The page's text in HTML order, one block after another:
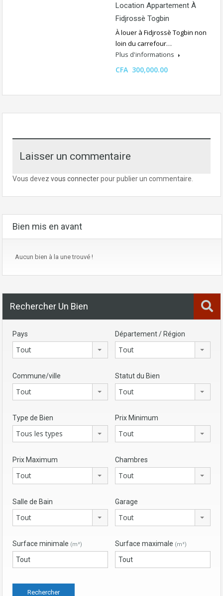
Location Appartement À
Fidjrossè Togbin
À louer à Fidjrossè Togbin non
loin du carrefour…
Plus d'informations
CFA 300,000.00
Laisser un commentaire
Vous devez vous connecterpour publier un commentaire.
Bien mis en avant
Aucun bien à la une trouvé !
Rechercher Un Bien
Pays
Tout
Département / Région
Tout
Commune/ville
Tout
Statut du Bien
Tout
Type de Bien
Tous les types
Prix Minimum
Tout
Prix Maximum
Tout
Chambres
Tout
Salle de Bain
Tout
Garage
Tout
Surface minimale (m²) Surface maximale (m²)